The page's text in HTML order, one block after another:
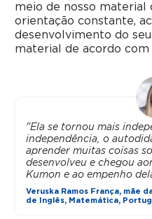
meio de nosso material
orientação constante,
desenvolvimento do
material de acordo com
"Ela se tornou mais
independência, o
aprender muitas coisas
desenvolveu e chegou
Kumon e ao empenho
Veruska Ramos França, mãe
de Inglês, Matemática,